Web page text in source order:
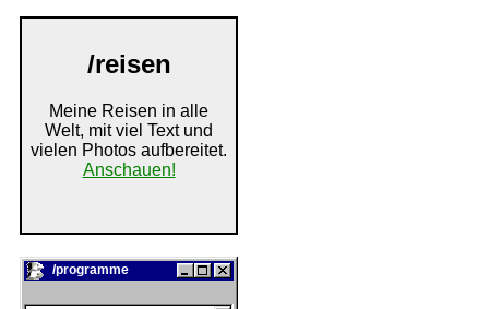
/reisen
Meine Reisen in alle
Welt, mit viel Text und
vielen Photos aufbereitet.
Anschauen!
/programme